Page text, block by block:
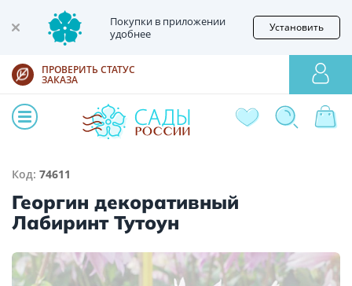
Покупки в приложении
удобнее
Установить
ПРОВЕРИТЬ СТАТУС
ЗАКАЗА
Код: 74611
Георгин декоративный
Лабиринт Тутоун